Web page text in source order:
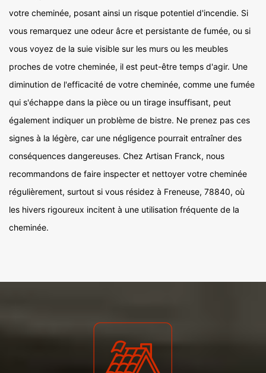
votre cheminée, posant ainsi un risque potentiel d'incendie. Si
vous remarquez une odeur âcre et persistante de fumée, ou si
vous voyez de la suie visible sur les murs ou les meubles
proches de votre cheminée, il est peut-être temps d'agir. Une
diminution de l'efficacité de votre cheminée, comme une fumée
qui s'échappe dans la pièce ou un tirage insuffisant, peut
également indiquer un problème de bistre. Ne prenez pas ces
signes à la légère, car une négligence pourrait entraîner des
conséquences dangereuses. Chez Artisan Franck, nous
recommandons de faire inspecter et nettoyer votre cheminée
régulièrement, surtout si vous résidez à Freneuse, 78840, où
les hivers rigoureux incitent à une utilisation fréquente de la
cheminée.